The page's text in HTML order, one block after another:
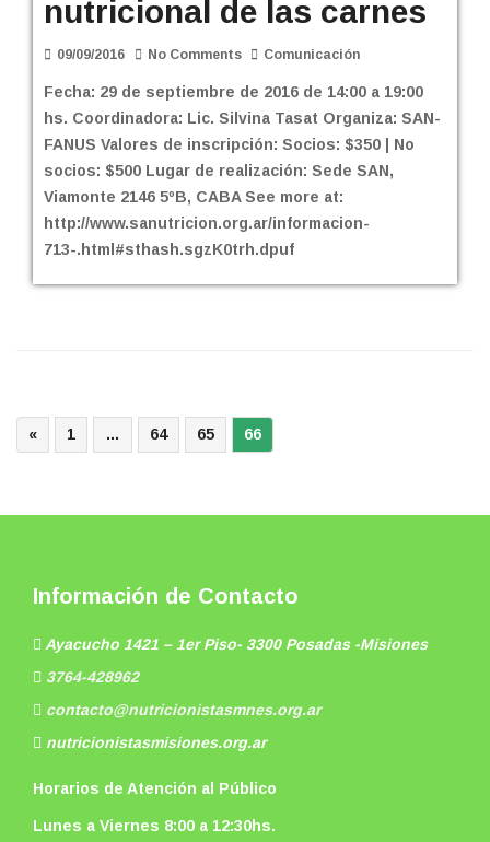
nutricional de las carnes
09/09/2016 No Comments Comunicación
Fecha: 29 de septiembre de 2016 de 14:00 a 19:00
hs. Coordinadora: Lic. Silvina Tasat Organiza: SAN-
FANUS Valores de inscripción: Socios: $350 | No
socios: $500 Lugar de realización: Sede SAN,
Viamonte 2146 5ºB, CABA See more at:
http://www.sanutricion.org.ar/informacion-
713-.html#sthash.sgzK0trh.dpuf
« 1 … 64 65 66
Información de Contacto
Ayacucho 1421 – 1er Piso- 3300 Posadas -Misiones
3764-428962
contacto@nutricionistasmnes.org.ar
nutricionistasmisiones.org.ar
Horarios de Atención al Público
Lunes a Viernes 8:00 a 12:30hs.